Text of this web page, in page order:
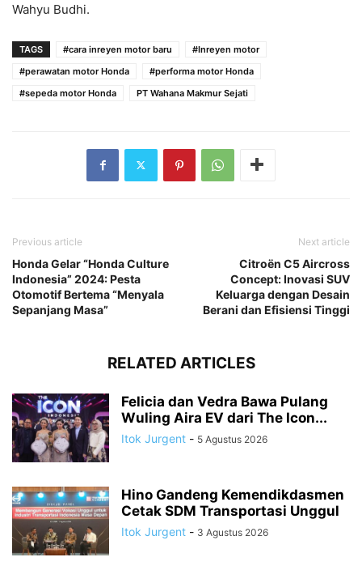
Wahyu Budhi.
TAGS #cara inreyen motor baru
#Inreyen motor
#perawatan motor Honda
#performa motor Honda
#sepeda motor Honda
PT Wahana Makmur Sejati
Previous article
Honda Gelar “Honda Culture
Indonesia” 2024: Pesta
Otomotif Bertema “Menyala
Sepanjang Masa”
Next article
Citroën C5 Aircross
Concept: Inovasi SUV
Keluarga dengan Desain
Berani dan Efisiensi Tinggi
RELATED ARTICLES
Felicia dan Vedra Bawa Pulang
Wuling Aira EV dari The Icon...
Itok Jurgent - 5 Agustus 2026
Hino Gandeng Kemendikdasmen
Cetak SDM Transportasi Unggul
Itok Jurgent - 3 Agustus 2026